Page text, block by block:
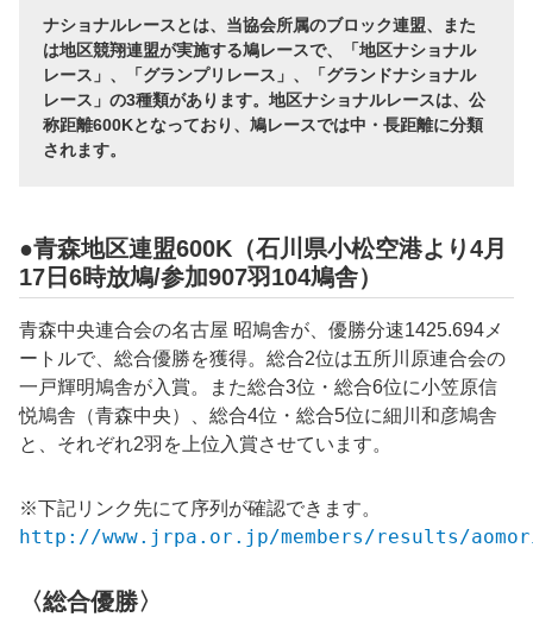
ナショナルレースとは、当協会所属のブロック連盟、また
は地区競翔連盟が実施する鳩レースで、「地区ナショナル
レース」、「グランプリレース」、「グランドナショナル
レース」の3種類があります。地区ナショナルレースは、公
称距離600Kとなっており、鳩レースでは中・長距離に分類
されます。
●青森地区連盟600K（石川県小松空港より4月
17日6時放鳩/参加907羽104鳩舎）
青森中央連合会の名古屋 昭鳩舎が、優勝分速1425.694メ
ートルで、総合優勝を獲得。総合2位は五所川原連合会の
一戸輝明鳩舎が入賞。また総合3位・総合6位に小笠原信
悦鳩舎（青森中央）、総合4位・総合5位に細川和彦鳩舎
と、それぞれ2羽を上位入賞させています。
※下記リンク先にて序列が確認できます。
http://www.jrpa.or.jp/members/results/
〈総合優勝〉